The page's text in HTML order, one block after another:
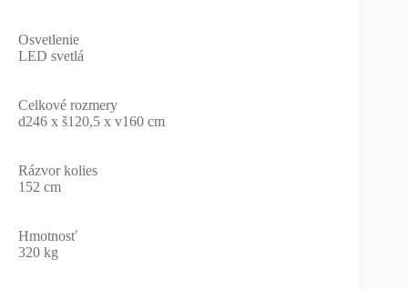
Osvetlenie
LED svetlá
Celkové rozmery
d246 x š120,5 x v160 cm
Rázvor kolies
152 cm
Hmotnosť
320 kg